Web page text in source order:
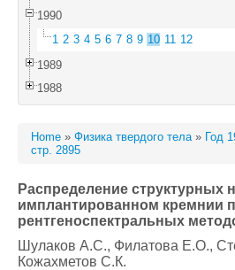
1990
1 2 3 4 5 6 7 8 9 10 11 12
1989
1988
Home » Физика твердого тела» Год
стр. 2895
Распределение структурных
имплантированном кремнии
рентгеноспектральных
Шулаков А.С., Филатова Е.О.,
Кожахметов С.К.